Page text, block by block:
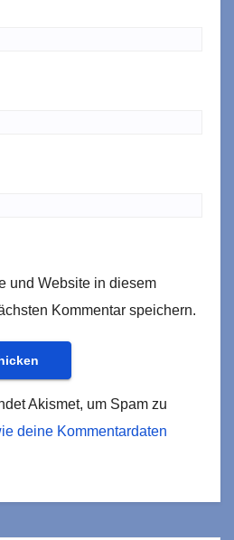
und Website in diesem
Kommentar speichern.
Akismet, um Spam zu
deine Kommentardaten